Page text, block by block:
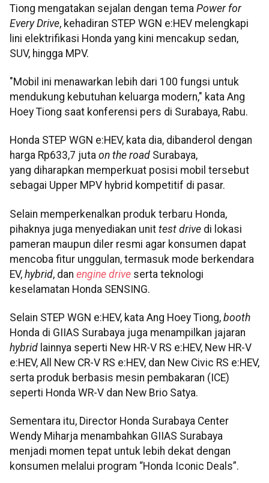
Tiong mengatakan sejalan dengan tema Power for
Every Drive, kehadiran STEP WGN e:HEV melengkapi
lini elektrifikasi Honda yang kini mencakup sedan,
SUV, hingga MPV.
"Mobil ini menawarkan lebih dari 100 fungsi untuk
mendukung kebutuhan keluarga modern," kata Ang
Hoey Tiong saat konferensi pers di Surabaya, Rabu.
Honda STEP WGN e:HEV, kata dia, dibanderol dengan
harga Rp633,7 juta on the road Surabaya,
yang diharapkan memperkuat posisi mobil tersebut
sebagai Upper MPV hybrid kompetitif di pasar.
Selain memperkenalkan produk terbaru Honda,
pihaknya juga menyediakan unit test drive di lokasi
pameran maupun diler resmi agar konsumen dapat
mencoba fitur unggulan, termasuk mode berkendara
EV, hybrid, dan engine drive serta teknologi
keselamatan Honda SENSING.
Selain STEP WGN e:HEV, kata Ang Hoey Tiong, booth
Honda di GIIAS Surabaya juga menampilkan jajaran
hybrid lainnya seperti New HR-V RS e:HEV, New HR-V
e:HEV, All New CR-V RS e:HEV, dan New Civic RS e:HEV,
serta produk berbasis mesin pembakaran (ICE)
seperti Honda WR-V dan New Brio Satya.
Sementara itu, Director Honda Surabaya Center
Wendy Miharja menambahkan GIIAS Surabaya
menjadi momen tepat untuk lebih dekat dengan
konsumen melalui program “Honda Iconic Deals”.